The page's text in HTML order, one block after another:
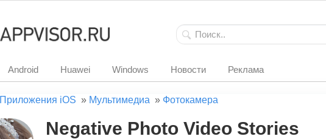
Android Huawei Windows Новости Реклама
Приложения iOS » Мультимедиа » Фотокамера
Negative Photo Video Stories